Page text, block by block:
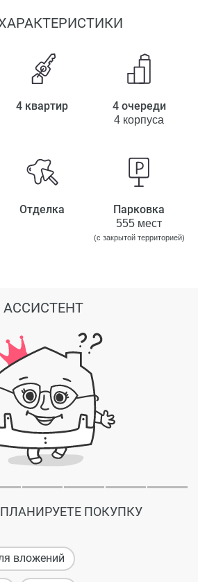
4 квартир 4 очереди
4 корпуса
Отделка Парковка
555 мест
(с закрытой территорией)
ПОКУПКУ
вложений